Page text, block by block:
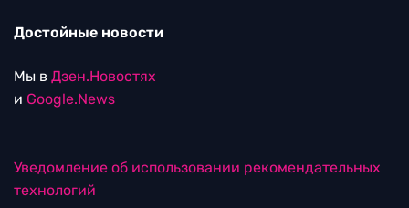
Достойные новости
Мы в Дзен.Новостях
и Google.News
Уведомление об использовании рекомендательных
технологий